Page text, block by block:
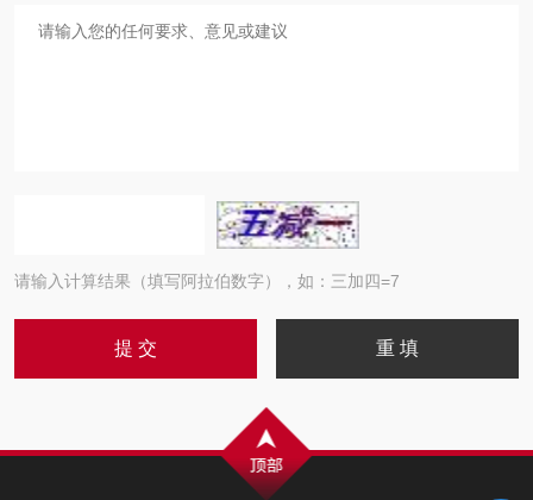
请输入计算结果（填写阿拉伯数字），如：三加四=7